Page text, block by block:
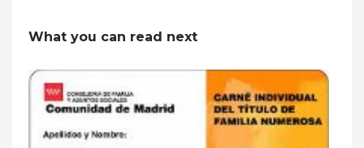
What you can read next